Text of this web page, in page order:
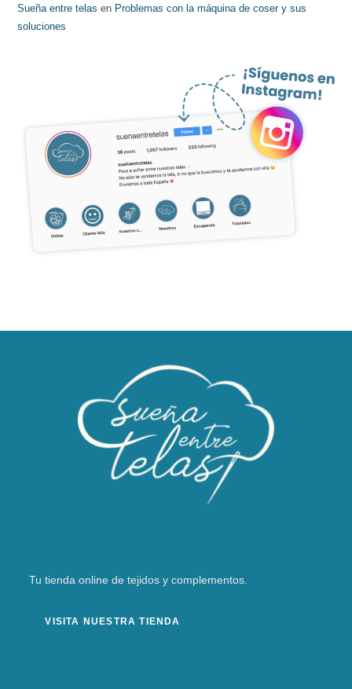
Sueña entre telas en Problemas con la máquina de coser y sus
soluciones
Tu tienda online de tejidos y complementos.
VISITA NUESTRA TIENDA